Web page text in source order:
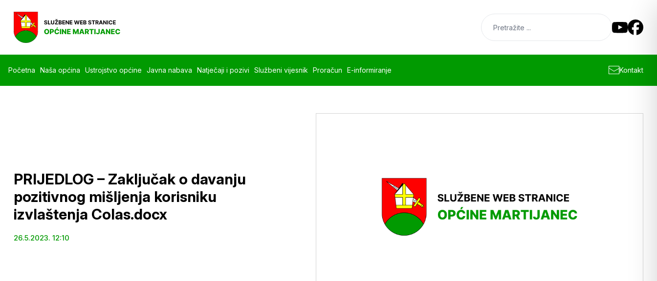
Početna Naša općina Ustrojstvo općine Javna nabava Natječaji i pozivi Službeni vijesnik Proračun E-informiranje Kontakt
PRIJEDLOG – Zaključak o davanju
pozitivnog mišljenja korisniku
izvlaštenja Colas.docx
26.5.2023. 12:10